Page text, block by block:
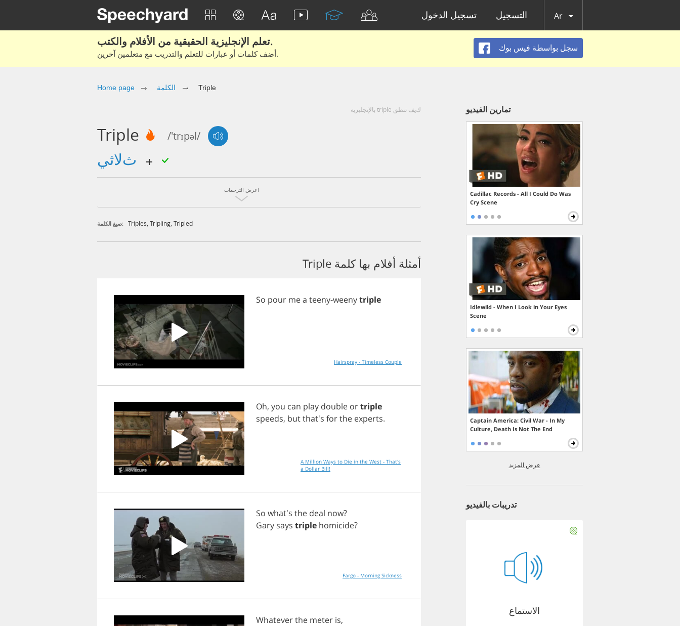
تسجيل الدخول التسجيل Ar
تعلم الإنجليزية الحقيقية من الأفلام والكتب.
أضف كلمات أو عبارات للتعلم والتدريب مع متعلمين آخرين.
سجل بواسطة فيس بوك
Home page الكلمة Triple
كيف تنطق triple بالإنجليزية
Triple /'trɪpəl/
اعرض الترجمات
صيغ الكلمة: Triples Tripling Tripled
أمثلة أفلام بها كلمة Triple
So pour mea teeny-weenytriple
Hairspray - Timeless Couple
Oh, you can play double ortriple
speeds, butthat's forthe experts.
A Million Ways to Die in the West - That's
a Dollar Bill!
So what's the deal now?
Gary says triple homicide?
Fargo - Morning Sickness
Whateverthe meter is,
تمارين الفيديو
Cadillac Records - All I Could Do Was
Cry Scene
Idlewild - When I Look in Your Eyes
Scene
Captain America: Civil War - In My
Culture, Death Is Not The End
عرض المزيد
تدريبات بالفيديو
الاستماع